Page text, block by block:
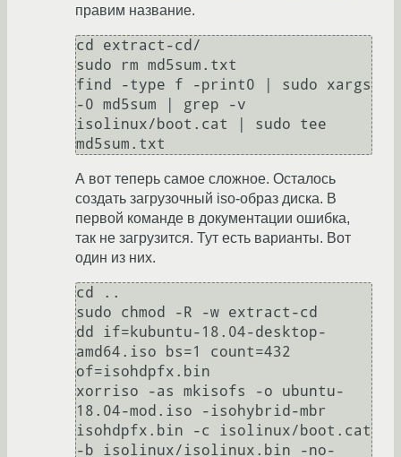
правим название.
cd extract-cd/
sudo rm md5sum.txt
find -type f -print0 | sudo xargs
-0 md5sum | grep -v
isolinux/boot.cat | sudo tee
А вот теперь самое сложное. Осталось
создать загрузочный iso-образ диска. В
первой команде в документации ошибка,
так не загрузится. Тут есть варианты. Вот
один из них.
cd ..
sudo chmod -R -w extract-cd
dd if=kubuntu-18.04-desktop-
amd64.iso bs=1 count=432
of=isohdpfx.bin
xorriso -as mkisofs -o ubuntu-
18.04-mod.iso -isohybrid-mbr
isohdpfx.bin -c isolinux/boot.cat
-b isolinux/isolinux.bin -no-